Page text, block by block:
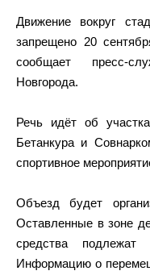
Движение вокруг
запрещено 20
сообщает пресс-
Новгорода.
Речь идёт об
Бетанкура и
спортивное
Объезд будет
Оставленные в зоне
средства подлежат
Информацию о